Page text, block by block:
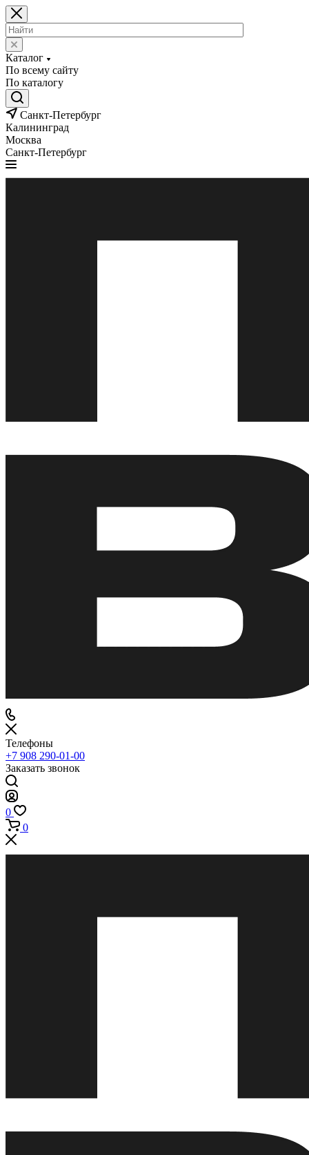
Каталог
По всему сайту
По каталогу
Санкт-Петербург
Калининград
Москва
Санкт-Петербург
Телефоны
+7 908 290-01-00
Заказать звонок
0
0